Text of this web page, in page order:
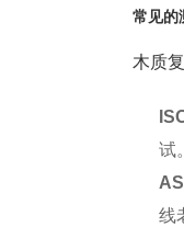
常见的
木质
试
线